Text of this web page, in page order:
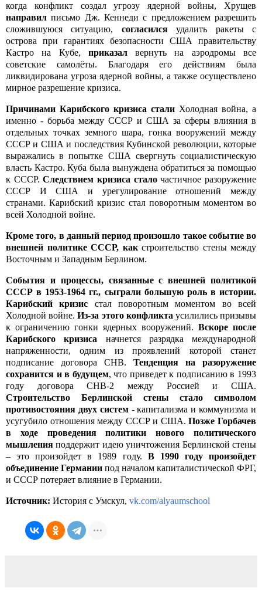
когда конфликт создал угрозу ядерной войны, Хрущев
направил письмо Дж. Кеннеди с предложением разрешить
сложившуюся ситуацию, согласилсяудалить ракеты с
острова при гарантиях безопасности США правительству
Кастро на Кубе, приказалвернуть на аэродромы все
советские самолёты. Благодаря его действиям была
ликвидирована угроза ядерной войны, а также осуществлено
мирное разрешение кризиса.
Причинами Карибского кризиса стали Холодная война, а
именно - борьба между СССР и США за сферы влияния в
отдельных точках земного шара, гонка вооружений между
СССР и США и последствия Кубинской революции, которые
выражались в попытке США свергнуть социалистическую
власть Кастро. Куба была вынуждена обратиться за помощью
к СССР.Следствием кризиса сталочастичное разоружение
СССР И США и урегулирование отношений между
странами. Карибский кризис стал поворотным моментом во
всей Холодной войне.
Кроме того, в данный период произошло такое событие во
внешней политике СССР, какстроительство стены между
Восточным и Западным Берлином.
События и процессы, связанные с внешней политикой
СССР в 1953-1964 гг., сыграли большую роль в истории.
Карибский кризис стал поворотным моментом во всей
Холодной войне.Из-за этого конфликта усилились призывы
к ограничению гонки ядерных вооружений. Вскоре после
Карибского кризиса начнется разрядка международной
напряженности, одним из проявлений которой станет
подписание договора СНВ. Тенденция на разоружение
сохранится и в будущем, что приведет к подписанию в 1993
году договора СНВ-2 между Россией и США.
Строительство Берлинской стены стало символом
противостояния двух систем- капитализма и коммунизма и
усугубило отношения между СССР и США.Позже Горбачев
в ходе проведения политики нового политического
мышления поддержит идею уничтожения Берлинской стены
– это произойдет в 1989 году. В 1990 году произойдет
объединение Германии под началом капиталистической ФРГ,
и СССР потеряет влияние в Германии.
Источник: История с Умскул, vk.com/alyaumschool